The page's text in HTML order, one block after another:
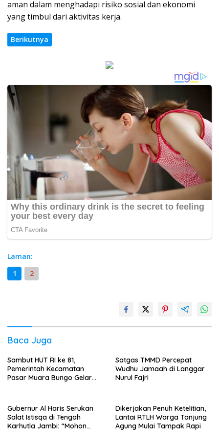
aman dalam menghadapi risiko sosial dan ekonomi
yang timbul dari aktivitas kerja.
Berikutnya
Laman:
1
2
Baca Juga
Sambut HUT RI ke 81,
Pemerintah Kecamatan
Pasar Muara Bungo Gelar
Satgas TMMD Percepat
Wudhu Jamaah di Langgar
Nurul Fajri
Gubernur Al Haris Serukan
Salat Istisqa di Tengah
Karhutla Jambi: “Mohon
Dikerjakan Penuh Ketelitian,
Lantai RTLH Warga Tanjung
Agung Mulai Tampak Rapi